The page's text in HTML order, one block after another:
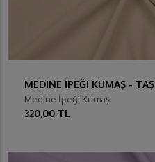
MEDİNE İPEĞİ KUMAŞ - TAŞ
Medine İpeği Kumaş
320,00 TL